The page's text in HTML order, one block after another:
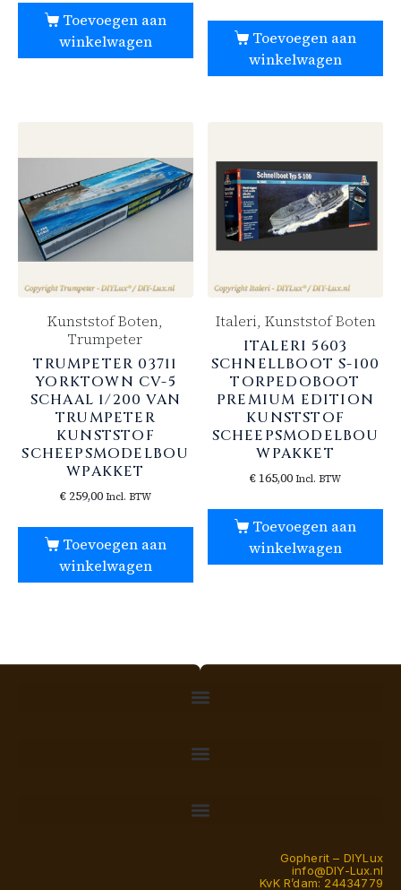
Toevoegen aan
winkelwagen
Toevoegen aan
winkelwagen
Kunststof Boten,
Trumpeter
TRUMPETER 03711
YORKTOWN CV-5
SCHAAL 1/200 VAN
TRUMPETER
KUNSTSTOF
SCHEEPSMODELBOU
WPAKKET
€259,00 Incl. BTW
Toevoegen aan
winkelwagen
Italeri, Kunststof Boten
ITALERI 5603
SCHNELLBOOT S-100
TORPEDOBOOT
PREMIUM EDITION
KUNSTSTOF
SCHEEPSMODELBOU
WPAKKET
€ 165,00 Incl. BTW
Toevoegen aan
winkelwagen
Gopherit – DIYLux
info@DIY-Lux.nl
KvK R’dam: 24434779